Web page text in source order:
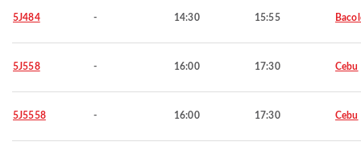
5J484 - 14:30 15:55
5J558 - 16:00 17:30 Cebu
5J5558 - 16:00 17:30 Cebu